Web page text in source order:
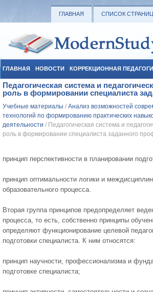
ГЛАВНАЯ СПИСОК СТРАНИЦ
ГЛАВНАЯ НОВОСТИ КОРРЕКЦИОННАЯ
СОЦИАЛЬНАЯ ПЕДАГОГИКА УЧЕБНЫЕ
Педагогическая система и
роль в формировании специалиста
Учебные материалы / Анализ возможностей
технологий по формированию практических
деятельности / Педагогическая система и
роль в формировании специалиста заданного
принцип перспективности в планировании
принцип оптимальности логики и
образовательного процесса.
Вторая группа принципов предопределяет
процесса, то есть, собственно принципы
определяют функционирование целевой
подготовки специалиста. К ним относятся:
принцип научности, профессионализма и
подготовке специалиста;